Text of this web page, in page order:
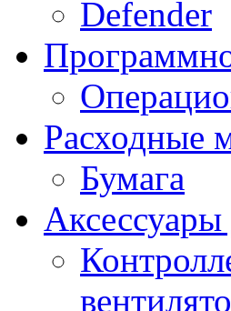
Defender
Расходные
Бумага